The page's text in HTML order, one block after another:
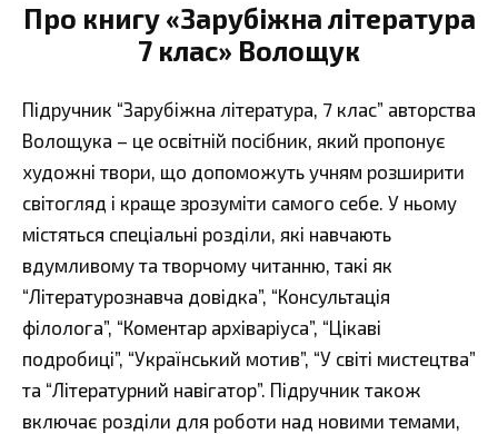
Про книгу «Зарубіжна література
7 клас» Волощук
Підручник “Зарубіжна література, 7 клас” авторства
Волощука – це освітній посібник, який пропонує
художні твори, що допоможуть учням розширити
світогляд і краще зрозуміти самого себе. У ньому
містяться спеціальні розділи, які навчають
вдумливому та творчому читанню, такі як
“Літературознавча довідка”, “Консультація
філолога”, “Коментар архіваріуса”, “Цікаві
подробиці”, “Український мотив”, “У світі мистецтва”
та “Літературний навігатор”. Підручник також
включає розділи для роботи над новими темами,